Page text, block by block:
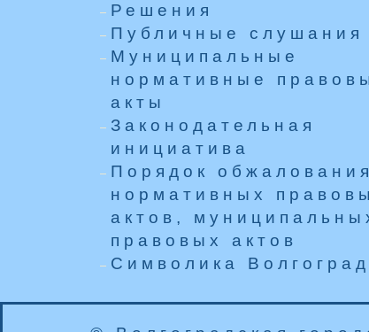
Решения
Публичные слушания
Муниципальные
нормативные
акты
Законодательная
инициатива
Порядок обжалования
нормативных
актов,
правовых актов
Символика